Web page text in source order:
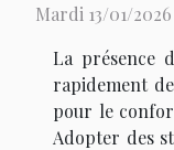
Mardi 13/01/2026
La présence
rapidement
pour le
Adopter des